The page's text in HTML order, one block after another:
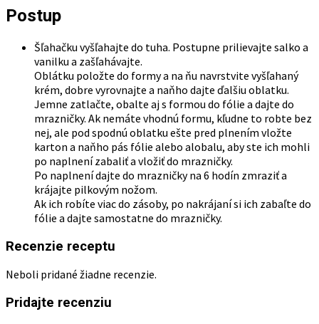
51 Hodnotenie/a
Dvojdňový kurz kváskového pečenia pre
začiatočníkov aj pokročilých A-Z
250.00€
Dostupné
Pridať do košíkaTento
produkt
má
viacero
variantov.
si
vybrať
stránke
Postup
Šľahačku vyšľahajte do tuha. Postupne prilievajte salko a
vanilku a zašľahávajte.
Oblátku položte do formy a na ňu navrstvite vyšľahaný
krém, dobre vyrovnajte a naňho dajte ďalšiu oblatku.
Jemne zatlačte, obalte aj s formou do fólie a dajte do